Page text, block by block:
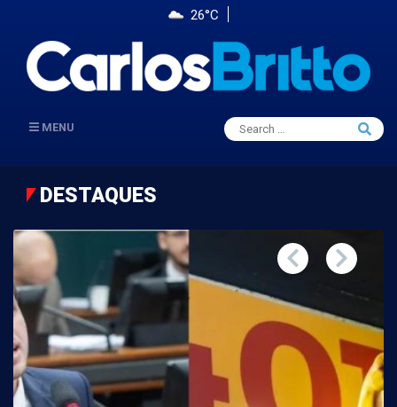
26°C
MENU
Search
for:
Search
DESTAQUES